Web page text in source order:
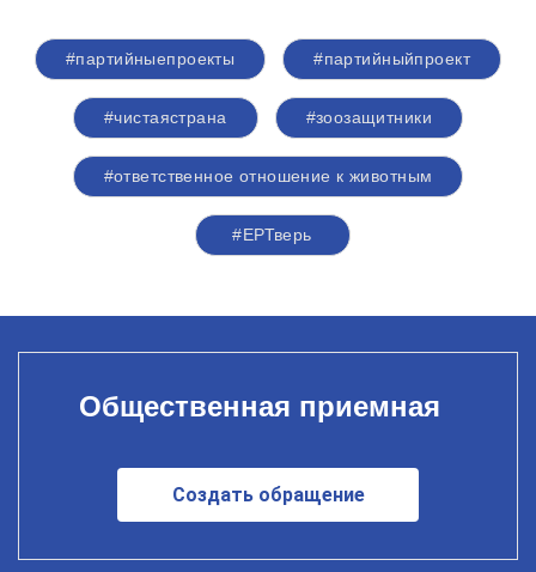
#партийныепроекты #партийныйпроект
#чистаястрана #зоозащитники
#ответственное отношение к животным
#ЕРТверь
Общественная приемная
Создать обращение